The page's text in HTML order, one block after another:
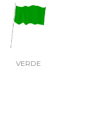
VERDE